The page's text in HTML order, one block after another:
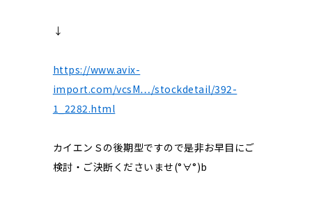
↓
https://www.avix-
import.com/vcsM…/stockdetail/392-
1_2282.html
カイエンＳの後期型ですので是非お早目にご
検討・ご決断くださいませ(°∀°)b